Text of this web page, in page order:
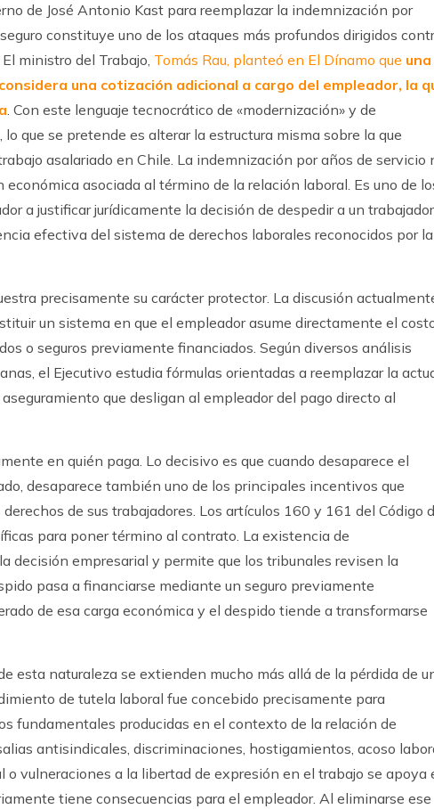
de José Antonio Kast para reemplazar la indemnización por
constituye uno de los ataques más profundos dirigidos
ministro del Trabajo, Tomás Rau, planteó en El Dínamo que una
una cotización adicional a cargo del empleador, la
. Con este lenguaje tecnocrático de «modernización» y de
que se pretende es alterar la estructura misma sobre la que
asalariado en Chile. La indemnización por años de servicio
asociada al término de la relación laboral. Es uno de
a justificar jurídicamente la decisión de despedir a un
efectiva del sistema de derechos laborales reconocidos por la
precisamente su carácter protector. La discusión
un sistema en que el empleador asume directamente el
o seguros previamente financiados. Según diversos análisis
el Ejecutivo estudia fórmulas orientadas a reemplazar la
que desligan al empleador del pago directo al
en quién paga. Lo decisivo es que cuando desaparece el
desaparece también uno de los principales incentivos que
de sus trabajadores. Los artículos 160 y 161 del Código
para poner término al contrato. La existencia de
decisión empresarial y permite que los tribunales revisen la
pasa a financiarse mediante un seguro previamente
de esa carga económica y el despido tiende a transformarse
esta naturaleza se extienden mucho más allá de la pérdida de
de tutela laboral fue concebido precisamente para
fundamentales producidas en el contexto de la relación de
antisindicales, discriminaciones, hostigamientos, acoso
o vulneraciones a la libertad de expresión en el trabajo se apoya
tiene consecuencias para el empleador. Al eliminarse ese